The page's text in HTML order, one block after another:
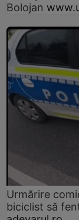
Bolojan
Urmărire
biciclist să